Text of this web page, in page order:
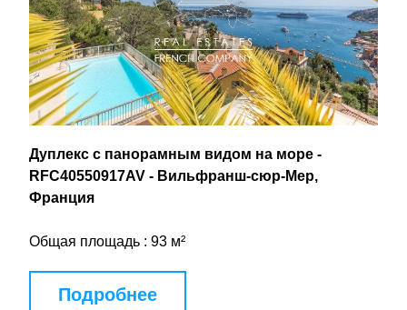
Дуплекс с панорамным видом на море -
RFC40550917AV - Вильфранш-сюр-Мер,
Франция
Общая площадь : 93 м²
Подробнее